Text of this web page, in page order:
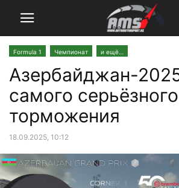
Formula 1 Чемпионат и ещё…
Азербайджан-
самого серьёзного
торможения
18.09.2025, 10:12